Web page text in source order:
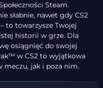
Steam.
słabnie, nawet gdy CS2
to towarzysze Twojej
historii w grze. Dla
osiągnięć do swojej
w CS2 to wyjątkowa
meczu, jak i poza nim.